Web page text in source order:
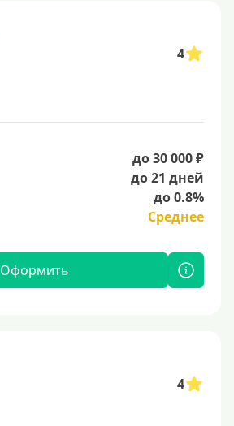
4
до 30 000 ₽
до 21 дней
до 0.8%
Среднее
Оформить
4